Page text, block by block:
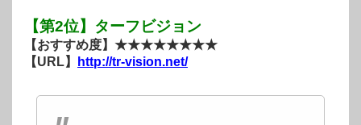
【第2位】ターフビジョン
【おすすめ度】★★★★★★★★
【URL】
http://tr-vision.net/